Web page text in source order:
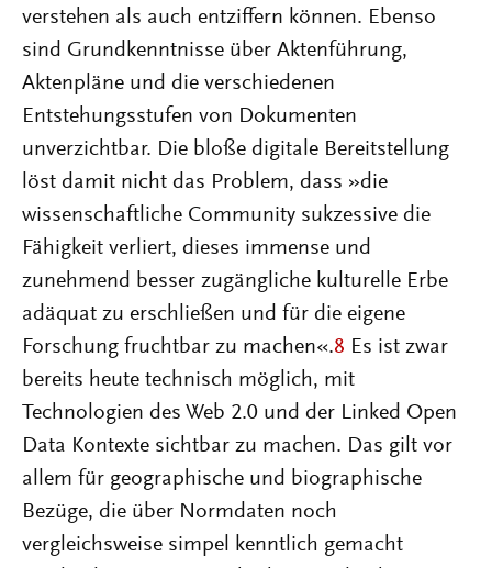
verstehen als auch entziffern können. Ebenso
sind Grundkenntnisse über Aktenführung,
Aktenpläne und die verschiedenen
Entstehungsstufen von Dokumenten
unverzichtbar. Die bloße digitale Bereitstellung
löst damit nicht das Problem, dass »die
wissenschaftliche Community sukzessive die
Fähigkeit verliert, dieses immense und
zunehmend besser zugängliche kulturelle Erbe
adäquat zu erschließen und für die eigene
Forschung fruchtbar zu machen«.8 Es ist zwar
bereits heute technisch möglich, mit
Technologien des Web 2.0 und der Linked Open
Data Kontexte sichtbar zu machen. Das gilt vor
allem für geographische und biographische
Bezüge, die über Normdaten noch
vergleichsweise simpel kenntlich gemacht